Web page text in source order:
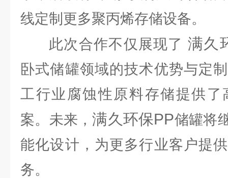
线定制更多聚丙烯存储设备。
此次合作不仅展现了 满久
卧式储罐领域的技术优势与定
工行业腐蚀性原料存储提供了
案。未来，满久环保PP储罐将
能化设计，为更多行业客户提
务。